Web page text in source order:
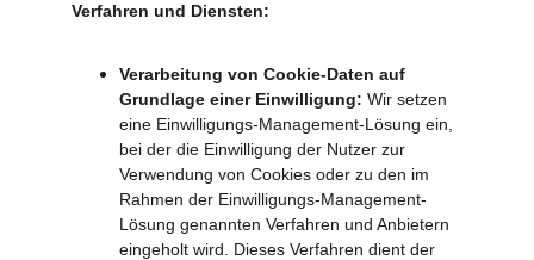
Verfahren und Diensten:
Verarbeitung von Cookie-Daten auf
Grundlage einer Einwilligung: Wir setzen
eine Einwilligungs-Management-Lösung ein,
bei der die Einwilligung der Nutzer zur
Verwendung von Cookies oder zu den im
Rahmen der Einwilligungs-Management-
Lösung genannten Verfahren und Anbietern
eingeholt wird. Dieses Verfahren dient der